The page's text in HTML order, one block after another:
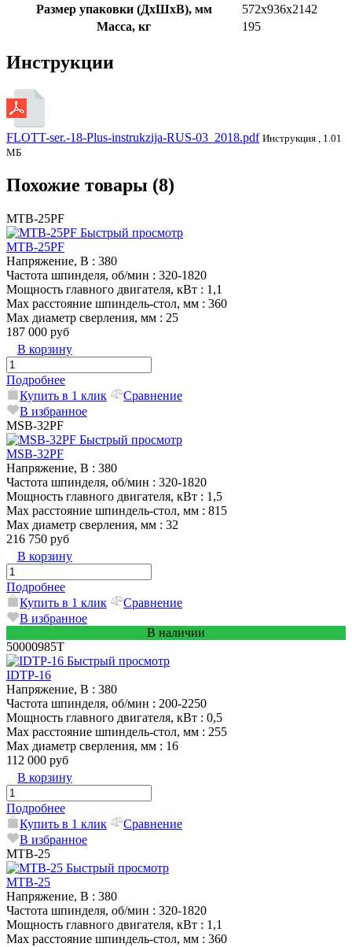
Размер упаковки (ДхШхВ), мм
572х936х2142
Масса, кг
195
Инструкции
FLOTT-ser.-18-Plus-instrukzija-RUS-03_2018.pdf Инструкция , 1.01
МБ
Похожие товары (8)
MTB-25PF
Быстрый просмотр
MTB-25PF
Напряжение, В : 380
Частота шпинделя, об/мин : 320-1820
Мощность главного двигателя, кВт : 1,1
Max расстояние шпиндель-стол, мм : 360
Max диаметр сверления, мм : 25
187 000 руб
В корзину
Подробнее
Купить в 1 клик
Сравнение
В избранное
MSB-32PF
Быстрый просмотр
MSB-32PF
Напряжение, В : 380
Частота шпинделя, об/мин : 320-1820
Мощность главного двигателя, кВт : 1,5
Max расстояние шпиндель-стол, мм : 815
Max диаметр сверления, мм : 32
216 750 руб
В корзину
Подробнее
Купить в 1 клик
Сравнение
В избранное
В наличии
50000985T
Быстрый просмотр
IDTP-16
Напряжение, В : 380
Частота шпинделя, об/мин : 200-2250
Мощность главного двигателя, кВт : 0,5
Max расстояние шпиндель-стол, мм : 255
Max диаметр сверления, мм : 16
112 000 руб
В корзину
Подробнее
Купить в 1 клик
Сравнение
В избранное
MTB-25
Быстрый просмотр
MTB-25
Напряжение, В : 380
Частота шпинделя, об/мин : 320-1820
Мощность главного двигателя, кВт : 1,1
Max расстояние шпиндель-стол, мм : 360